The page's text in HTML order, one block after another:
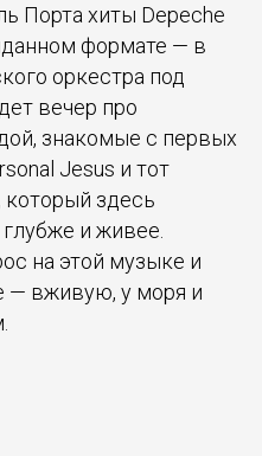
Порта хиты Depeche
формате — в
оркестра под
вечер про
знакомые с первых
Jesus и тот
здесь
и живее.
на этой музыке и
— вживую, у моря и